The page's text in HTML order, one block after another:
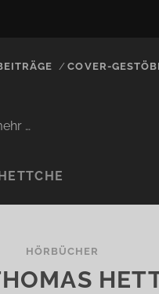
…
COVER-
HÖRBÜCHER